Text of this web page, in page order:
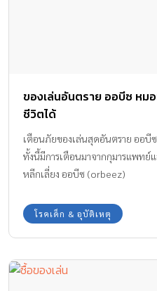
ของเล่นอันตราย ออบีซ หม
ชีวิตได้
เตือนภัยของเล่นสุดอันตราย ออบี
ทั้งนี้มีการเตือนมาจากกุมารแพท
หลีกเลี่ยง ออบีซ (orbeez)
โรคเด็ก & อุบัติเหตุ